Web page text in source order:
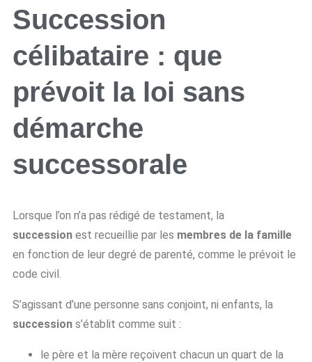
Succession
célibataire : que
prévoit la loi sans
démarche
successorale
Lorsque l’on n’a pas rédigé de testament, la
succession est recueillie par les membres de la famille
en fonction de leur degré de parenté, comme le prévoit le
code civil.
S’agissant d’une personne sans conjoint, ni enfants, la
succession s’établit comme suit :
le père et la mère reçoivent chacun un quart de la